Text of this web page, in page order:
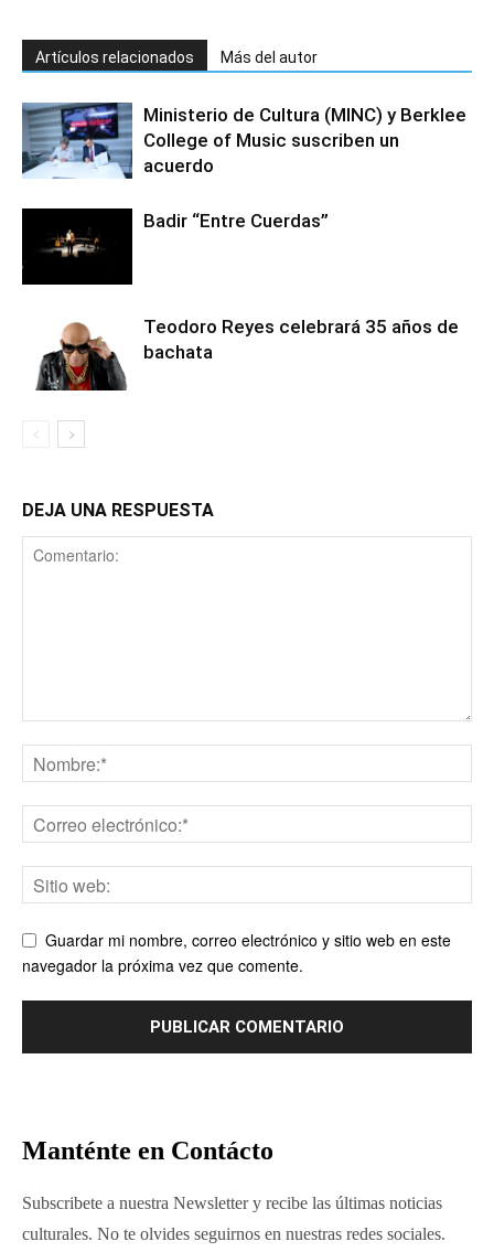
Artículos relacionados Más del autor
Ministerio de Cultura (MINC) y Berklee
College of Music suscriben un
acuerdo
Badir “Entre Cuerdas”
Teodoro Reyes celebrará 35 años de
bachata
DEJA UNA RESPUESTA
Guardar mi nombre, correo electrónico y sitio web en este
navegador la próxima vez que comente.
Manténte en Contácto
Subscribete a nuestra Newsletter y recibe las últimas noticias
culturales. No te olvides seguirnos en nuestras redes sociales.